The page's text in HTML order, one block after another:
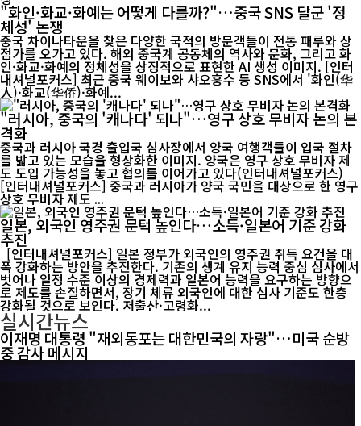
"화인·화교·화예는 어떻게 다를까?"…중국 SNS 달군 '정
체성' 논쟁
중국 차이나타운을 찾은 다양한 국적의 방문객들이 전통 패루와 상
점가를 오가고 있다. 해외 중국계 공동체의 역사와 문화, 그리고 화
인·화교·화예의 정체성을 상징적으로 표현한 AI 생성 이미지. [인터
내셔널포커스] 최근 중국 웨이보와 샤오훙수 등 SNS에서 '화인(华
人)·화교(华侨)·화예...
"러시아, 중국의 '캐나다' 되나"…영구 상호 무비자 논의 본
격화
중국과 러시아 국경 출입국 심사장에서 양국 여행객들이 입국 절차
를 밟고 있는 모습을 형상화한 이미지. 양국은 영구 상호 무비자 제
도 도입 가능성을 놓고 협의를 이어가고 있다(인터내셔널포커스)
[인터내셔널포커스] 중국과 러시아가 양국 국민을 대상으로 한 영구
상호 무비자 제도 ...
일본, 외국인 영주권 문턱 높인다…소득·일본어 기준 강화
추진
[인터내셔널포커스] 일본 정부가 외국인의 영주권 취득 요건을 대
폭 강화하는 방안을 추진한다. 기존의 생계 유지 능력 중심 심사에서
벗어나 일정 수준 이상의 경제력과 일본어 능력을 요구하는 방향으
로 제도를 손질하면서, 장기 체류 외국인에 대한 심사 기준도 한층
강화될 것으로 보인다. 저출산·고령화...
실시간뉴스
이재명 대통령 "재외동포는 대한민국의 자랑"…미국 순방
중 감사 메시지